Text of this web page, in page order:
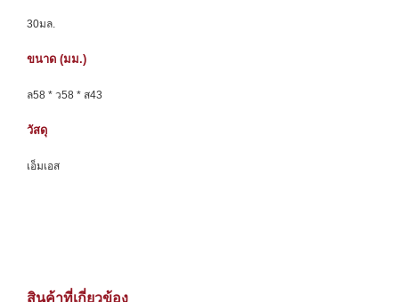
30มล.
ขนาด (มม.)
ล58 * ว58 * ส43
วัสดุ
เอ็มเอส
สินค้าที่เกี่ยวข้อง